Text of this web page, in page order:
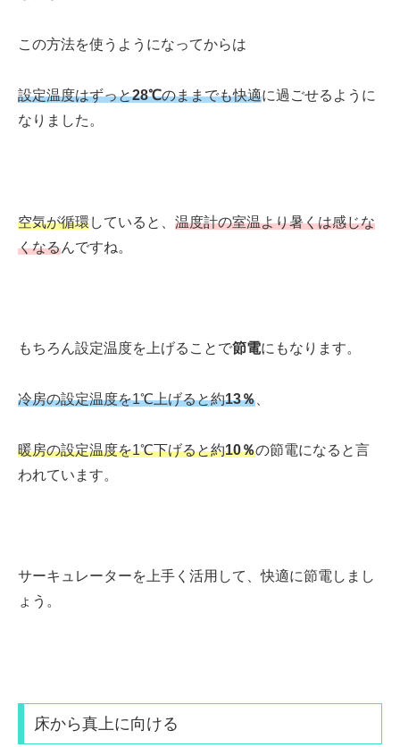
この方法を使うようになってからは
設定温度はずっと28℃のままでも快適に過ごせる ように
なりました。
空気が循環していると、 温度計の室温より暑くは感じな
くなるんですね。
もちろん設定温度を上げることで節電にもなります。
冷房の設定温度を1℃上げると約13％
暖房の設定温度を1℃下げると約10％の節電になると言
われています。
サーキュレーターを上手く活用して、快適に節電しまし
ょう。
床から真上に向ける